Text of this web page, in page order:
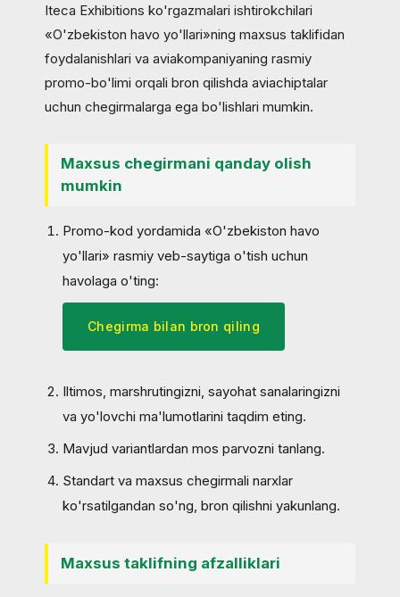
Iteca Exhibitions ko'rgazmalari ishtirokchilari
«O'zbekiston havo yo'llari»ning maxsus taklifidan
foydalanishlari va aviakompaniyaning rasmiy
promo-bo'limi orqali bron qilishda aviachiptalar
uchun chegirmalarga ega bo'lishlari mumkin.
Maxsus chegirmani qanday olish
mumkin
Promo-kod yordamida «O'zbekiston havo
yo'llari» rasmiy veb-saytiga o'tish uchun
havolaga o'ting:
Chegirma bilan bron qiling
Iltimos, marshrutingizni, sayohat sanalaringizni
va yo'lovchi ma'lumotlarini taqdim eting.
Mavjud variantlardan mos parvozni tanlang.
Standart va maxsus chegirmali narxlar
ko'rsatilgandan so'ng, bron qilishni yakunlang.
Maxsus taklifning afzalliklari